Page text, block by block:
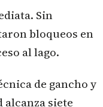
Sin
bloqueos en
al lago.
de gancho y
siete